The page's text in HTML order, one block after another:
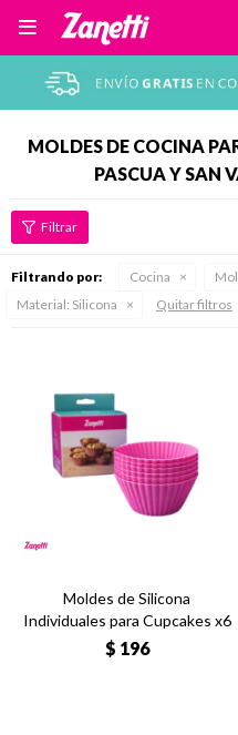

MOLDES DE COCINA
PASCUA Y SAN
Filtrando por: Cocina
Material: Silicona Quitar filtros
Moldes de Silicona
Individuales para Cupcakes x6
$ 196